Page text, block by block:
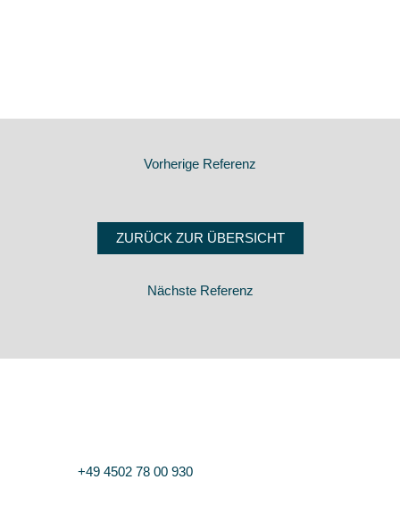
Vorherige Referenz
ZURÜCK ZUR ÜBERSICHT
Nächste Referenz
+49 4502 78 00 930